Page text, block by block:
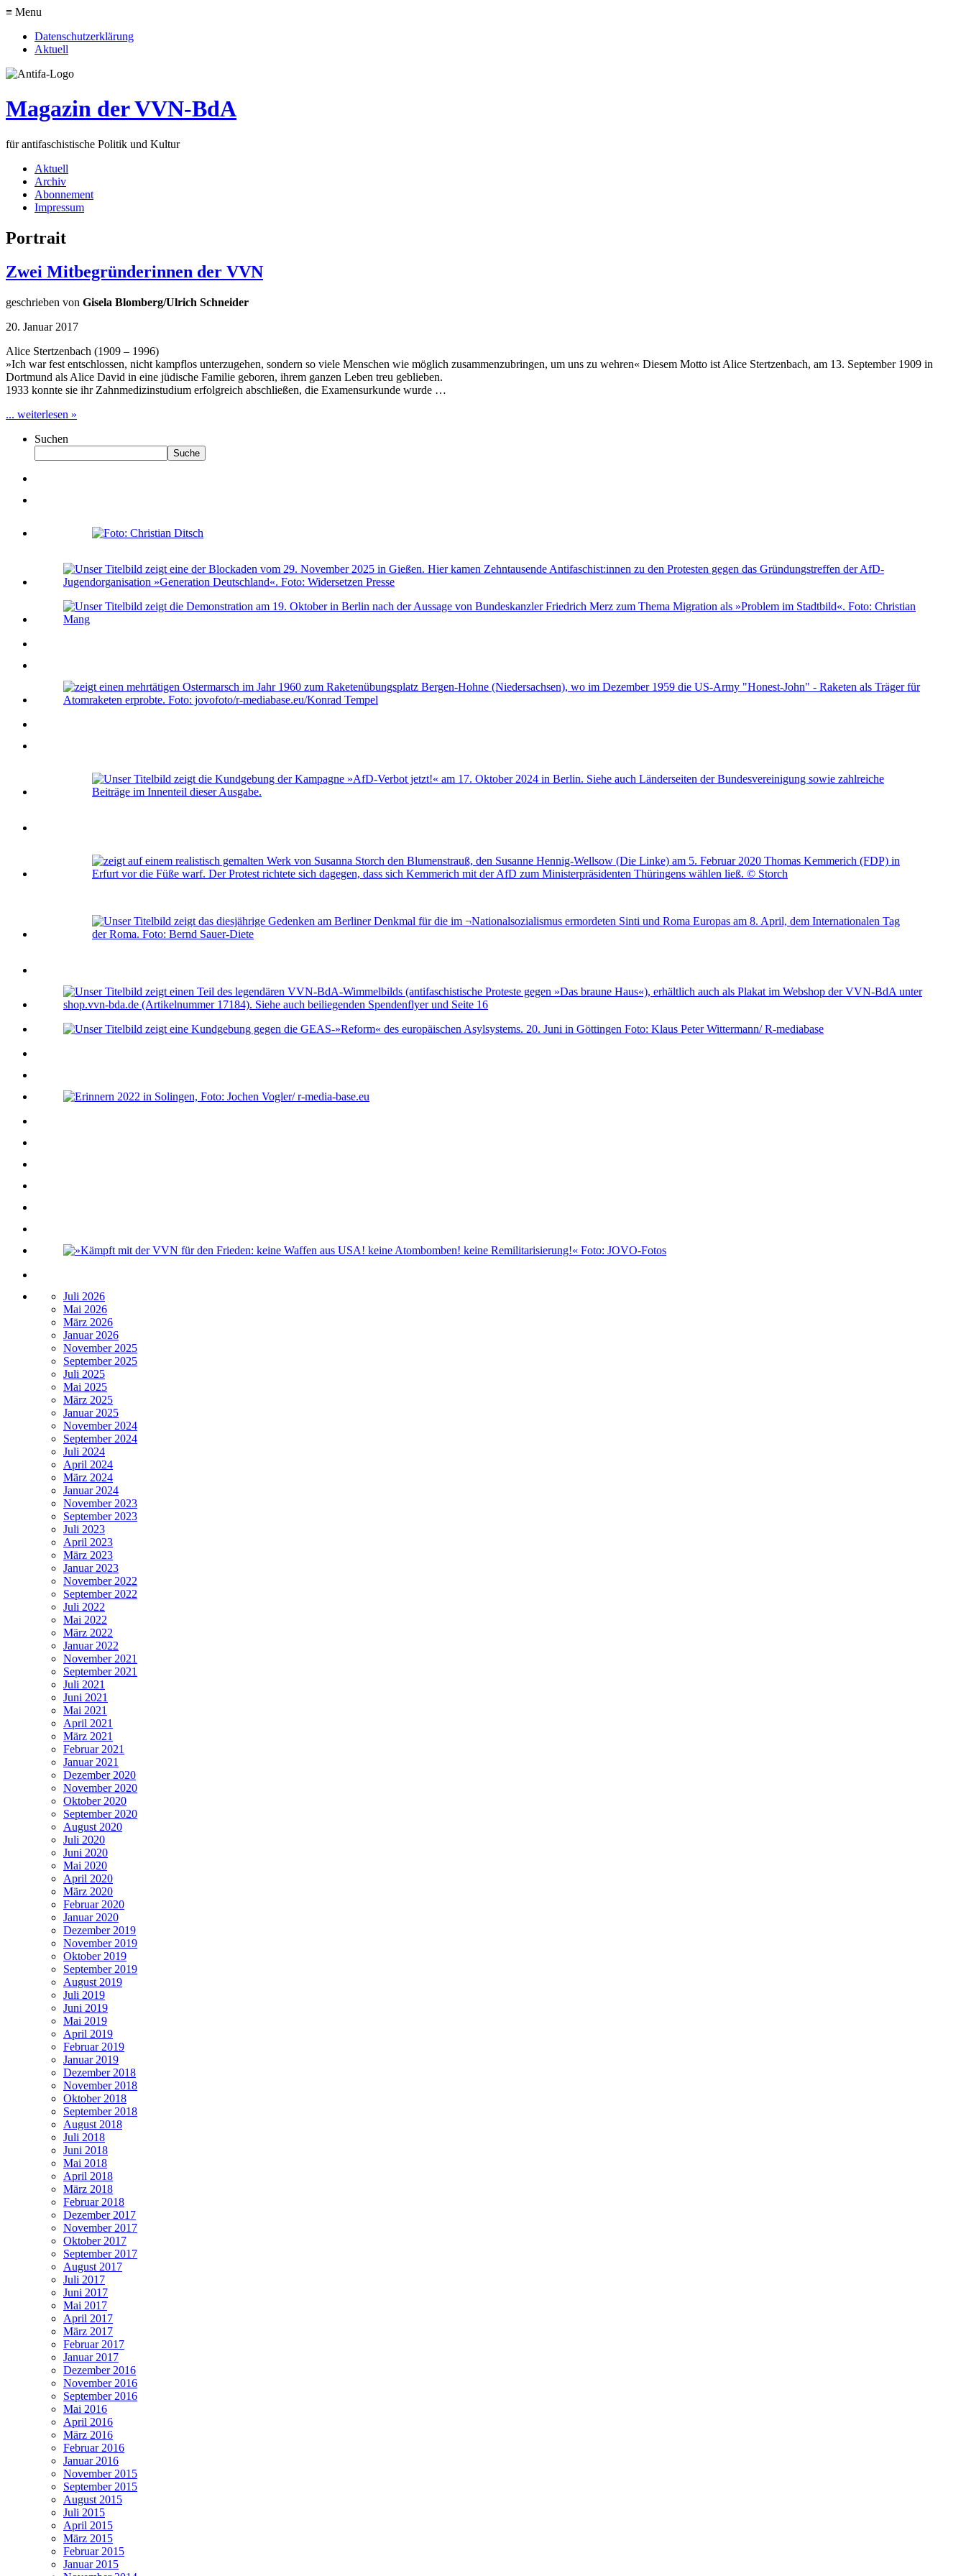
≡ Menu
Datenschutzerklärung
Aktuell
Magazin der VVN-BdA
für antifaschistische Politik und Kultur
Aktuell
Archiv
Abonnement
Impressum
Portrait
Zwei Mitbegründerinnen der VVN
geschrieben von Gisela Blomberg/Ulrich Schneider
20. Januar 2017
Alice Stertzenbach (1909 – 1996)
»Ich war fest entschlossen, nicht kampflos unterzugehen, sondern so viele Menschen wie möglich zusammenzubringen, um uns zu wehren« Diesem Motto ist Alice Stertzenbach, am 13. September 1909 in
Dortmund als Alice David in eine jüdische Familie geboren, ihrem ganzen Leben treu geblieben.
1933 konnte sie ihr Zahnmedizinstudium erfolgreich abschließen, die Examensurkunde wurde …
... weiterlesen »
Suchen
Suche
Juli 2026
Mai 2026
März 2026
Januar 2026
November 2025
September 2025
Juli 2025
Mai 2025
März 2025
Januar 2025
November 2024
September 2024
Juli 2024
April 2024
März 2024
Januar 2024
November 2023
September 2023
Juli 2023
April 2023
März 2023
Januar 2023
November 2022
September 2022
Juli 2022
Mai 2022
März 2022
Januar 2022
November 2021
September 2021
Juli 2021
Juni 2021
Mai 2021
April 2021
März 2021
Februar 2021
Januar 2021
Dezember 2020
November 2020
Oktober 2020
September 2020
August 2020
Juli 2020
Juni 2020
Mai 2020
April 2020
März 2020
Februar 2020
Januar 2020
Dezember 2019
November 2019
Oktober 2019
September 2019
August 2019
Juli 2019
Juni 2019
Mai 2019
April 2019
Februar 2019
Januar 2019
Dezember 2018
November 2018
Oktober 2018
September 2018
August 2018
Juli 2018
Juni 2018
Mai 2018
April 2018
März 2018
Februar 2018
Dezember 2017
November 2017
Oktober 2017
September 2017
August 2017
Juli 2017
Juni 2017
Mai 2017
April 2017
März 2017
Februar 2017
Januar 2017
Dezember 2016
November 2016
September 2016
Mai 2016
April 2016
März 2016
Februar 2016
Januar 2016
November 2015
September 2015
August 2015
Juli 2015
April 2015
März 2015
Februar 2015
Januar 2015